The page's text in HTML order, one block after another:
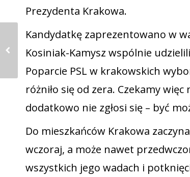
Prezydenta Krakowa.
Kandydatkę zaprezentowano w
Kosiniak-Kamysz wspólnie
Poparcie PSL w krakowskich
różniło się od zera. Czekamy
dodatkowo nie zgłosi się – być
Do mieszkańców Krakowa
wczoraj, a może nawet
wszystkich jego wadach i